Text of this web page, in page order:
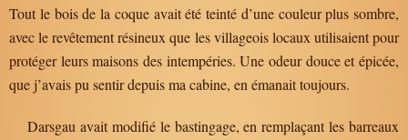
Tout le bois de la coque avait été teinté d’une couleur plus sombre,
avec le revêtement résineux que les villageois locaux utilisaient pour
protéger leurs maisons des intempéries. Une odeur douce et épicée,
que j’avais pu sentir depuis ma cabine, en émanait toujours.
Darsgau avait modifié le bastingage, en remplaçant les barreaux